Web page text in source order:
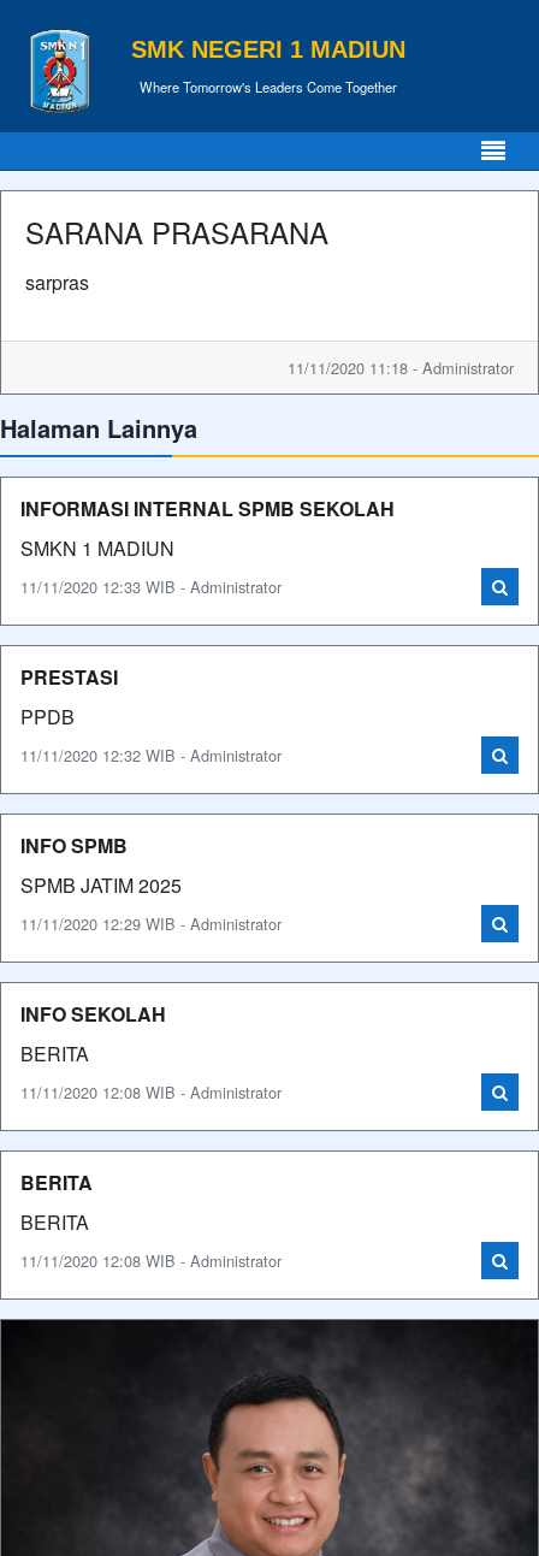
SMK NEGERI 1 MADIUN
Where Tomorrow's Leaders Come Together
SARANA PRASARANA
sarpras
11/11/2020 11:18 - Administrator
Halaman Lainnya
INFORMASI INTERNAL SPMB SEKOLAH
SMKN 1 MADIUN
11/11/2020 12:33 WIB - Administrator
PRESTASI
PPDB
11/11/2020 12:32 WIB - Administrator
INFO SPMB
SPMB JATIM 2025
11/11/2020 12:29 WIB - Administrator
INFO SEKOLAH
BERITA
11/11/2020 12:08 WIB - Administrator
BERITA
BERITA
11/11/2020 12:08 WIB - Administrator